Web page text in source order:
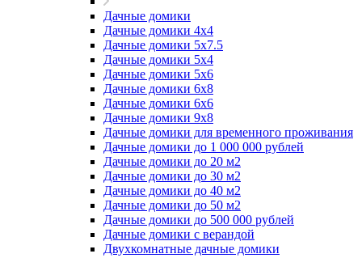
Дачные домики
Дачные домики 4х4
Дачные домики 5x7.5
Дачные домики 5х4
Дачные домики 5х6
Дачные домики 6x8
Дачные домики 6х6
Дачные домики 9x8
Дачные домики для временного проживания
Дачные домики до 1 000 000 рублей
Дачные домики до 20 м2
Дачные домики до 30 м2
Дачные домики до 40 м2
Дачные домики до 50 м2
Дачные домики до 500 000 рублей
Дачные домики с верандой
Двухкомнатные дачные домики